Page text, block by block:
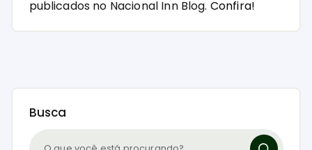
publicados no Nacional Inn Blog. Confira!
Busca